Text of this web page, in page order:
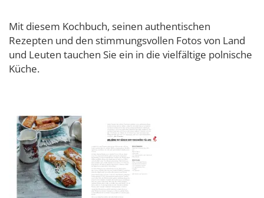
Mit diesem Kochbuch, seinen authentischen
Rezepten und den stimmungsvollen Fotos von Land
und Leuten tauchen Sie ein in die vielfältige polnische
Küche.